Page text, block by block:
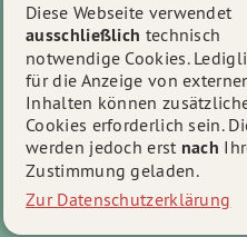
© 2026 Tayfun Tok -
Diese Webseite verwendet
ausschließlich technisch
notwendige Cookies.
für die Anzeige von
Inhalten können
Cookies erforderlich sein.
werden jedoch erst nach
Zustimmung geladen.
Zur Datenschutzerklärung